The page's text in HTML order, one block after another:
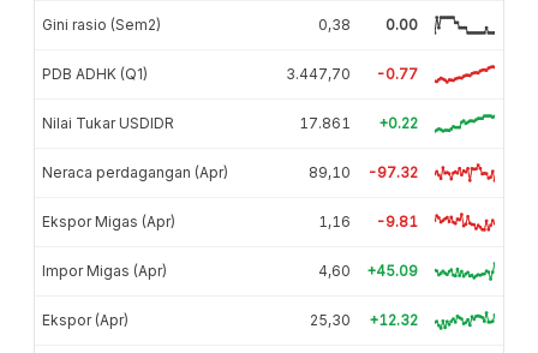
Gini rasio (Sem2) 0,38 0.00
PDB ADHK (Q1) 3.447,70 -0.77
Nilai Tukar USDIDR 17.861 +0.22
Neraca perdagangan (Apr) 89,10 -97.32
Ekspor Migas (Apr) 1,16 -9.81
Impor Migas (Apr) 4,60 +45.09
Ekspor (Apr) 25,30 +12.32